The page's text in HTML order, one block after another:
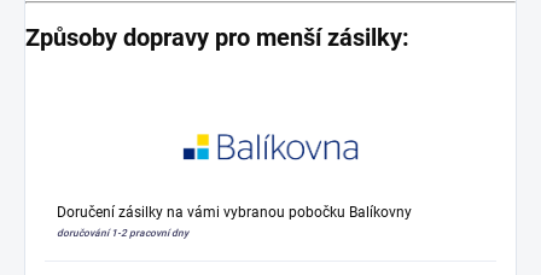
Způsoby dopravy pro menší zásilky:
Doručení zásilky na vámi vybranou pobočku Balíkovny
doručování 1-2 pracovní dny